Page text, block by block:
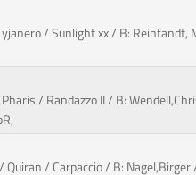
/ Sunlight xx / B:
/ Randazzo II / B:
/ Carpaccio / B: Nagel,Birger